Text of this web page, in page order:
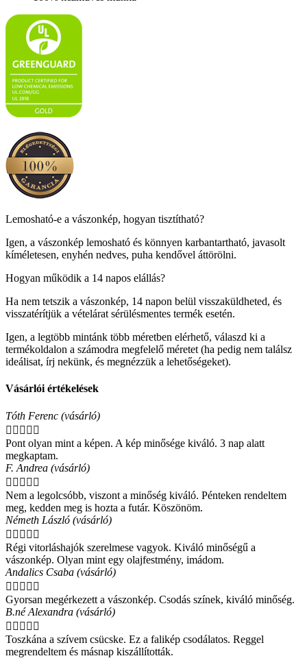
Lemosható-e a vászonkép, hogyan tisztítható?
Igen, a vászonkép lemosható és könnyen karbantartható, javasolt
kíméletesen, enyhén nedves, puha kendővel áttörölni.
Hogyan működik a 14 napos elállás?
Ha nem tetszik a vászonkép, 14 napon belül visszaküldheted, és
visszatérítjük a vételárat sérülésmentes termék esetén.
Igen, a legtöbb mintánk több méretben elérhető, válaszd ki a
termékoldalon a számodra megfelelő méretet (ha pedig nem találsz
ideálisat, írj nekünk, és megnézzük a lehetőségeket).
Vásárlói értékelések
Tóth Ferenc (vásárló)
    
Pont olyan mint a képen. A kép minősége kiváló. 3 nap alatt
megkaptam.
F. Andrea (vásárló)
    
Nem a legolcsóbb, viszont a minőség kiváló. Pénteken rendeltem
meg, kedden meg is hozta a futár. Köszönöm.
Németh László (vásárló)
    
Régi vitorláshajók szerelmese vagyok. Kiváló minőségű a
vászonkép. Olyan mint egy olajfestmény, imádom.
Andalics Csaba (vásárló)
    
Gyorsan megérkezett a vászonkép. Csodás színek, kiváló minőség.
B.né Alexandra (vásárló)
    
Toszkána a szívem csücske. Ez a falikép csodálatos. Reggel
megrendeltem és másnap kiszállították.